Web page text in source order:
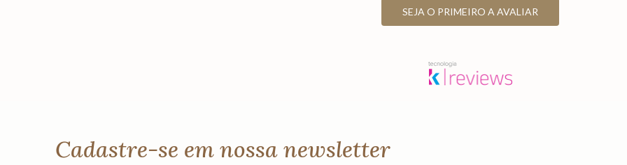
SEJA O PRIMEIRO A AVALIAR
Cadastre-se em nossa newsletter